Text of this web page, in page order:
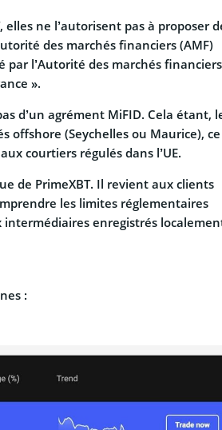
ne l’autorisent pas à proposer
des marchés financiers (AMF)
par l’Autorité des marchés financiers
».
d’un agrément MiFID. Cela étant,
offshore (Seychelles ou Maurice), ce
courtiers régulés dans l’UE.
de PrimeXBT. Il revient aux clients
les limites réglementaires
enregistrés
: